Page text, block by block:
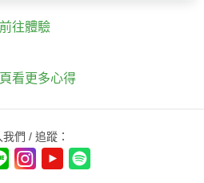
前往體驗
看更多心得
們 / 追蹤：